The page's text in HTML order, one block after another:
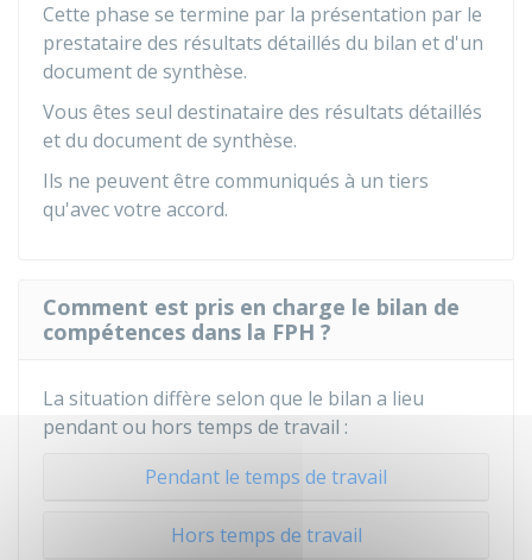
Cette phase se termine par la présentation par le
prestataire des résultats détaillés du bilan et d'un
document de synthèse.
Vous êtes seul destinataire des résultats détaillés
et du document de synthèse.
Ils ne peuvent être communiqués à un tiers
qu'avec votre accord.
Comment est pris en charge le bilan de
compétences dans la FPH ?
La situation diffère selon que le bilan a lieu
pendant ou hors temps de travail :
Pendant le temps de travail
Hors temps de travail